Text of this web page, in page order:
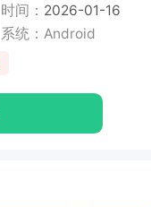
时间： 2026-01-16
系统：Android